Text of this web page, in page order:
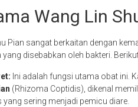
Wang Lin
Pian sangat berkaitan dengan
disebabkan oleh bakteri.
Ini adalah fungsi utama obat ini.
(Rhizoma Coptidis), dikenal
sering menjadi pemicu diare.